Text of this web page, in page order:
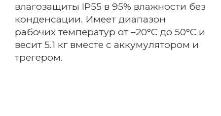
влагозащиты IP55 в 95% влажности без
конденсации. Имеет диапазон
рабочих температур от –20°C до 50°C и
весит 5.1 кг вместе с аккумулятором и
трегером.